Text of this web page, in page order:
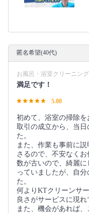
匿名希望(40代)
お風呂・浴室クリーニン
満足です！
5.00
初めて、浴室の掃除を
取引の成立から、当
た。
また、作業も事前に
さるので、不安なく
数が古いので、綺麗
っていましたが、自
た。
何よりKTクリーンサ
良さがサービスに現れ
また、機会があれば、